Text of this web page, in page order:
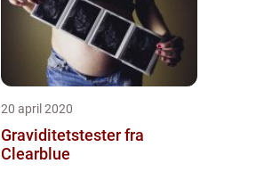
20 april 2020
Graviditetstester fra
Clearblue